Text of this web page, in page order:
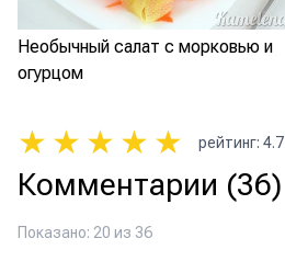
Необычный салат с морковью и
огурцом
★ ★ ★ ★ ★ рейтинг: 4.7
Комментарии (36)
Показано: 20 из 36